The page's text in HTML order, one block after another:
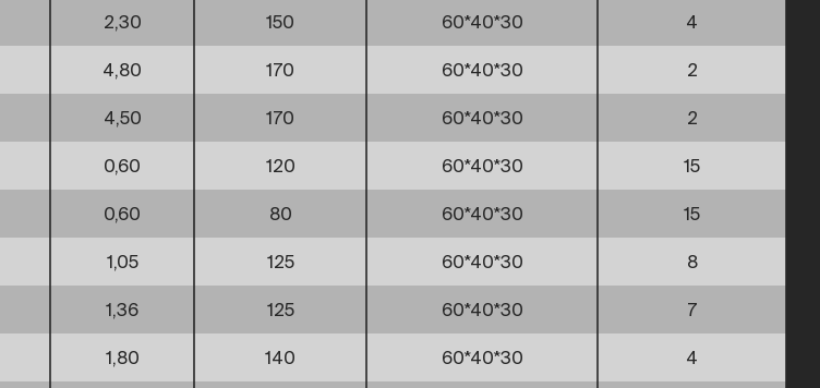
2,30 150 60*40*30 4
4,80 170 60*40*30 2
4,50 170 60*40*30 2
0,60 120 60*40*30 15
0,60 80 60*40*30 15
1,05 125 60*40*30 8
1,36 125 60*40*30 7
1,80 140 60*40*30 4